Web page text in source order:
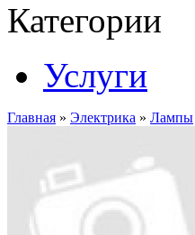
Категории
Услуги
Главная » Электрика » Лампы